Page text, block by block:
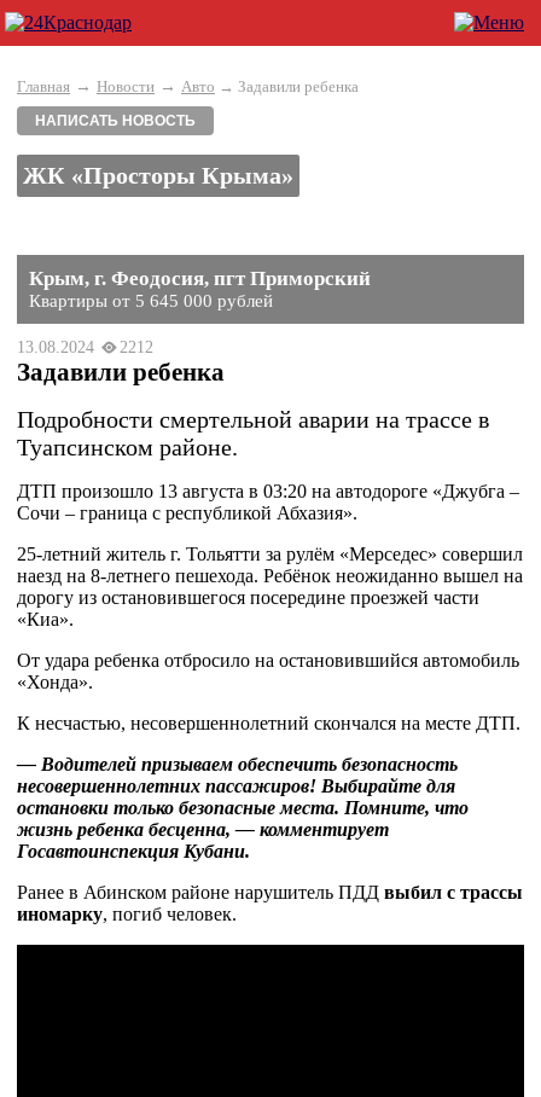
Главная → Новости → Авто → Задавили ребенка
НАПИСАТЬ НОВОСТЬ
ЖК «Просторы Крыма»
Крым, г. Феодосия, пгт Приморский
Квартиры от 5 645 000 рублей
13.08.2024 2212
Задавили ребенка
Подробности смертельной аварии на трассе в
Туапсинском районе.
ДТП произошло 13 августа в 03:20 на автодороге «Джубга –
Сочи – граница с республикой Абхазия».
25-летний житель г. Тольятти за рулём «Мерседес» совершил
наезд на 8-летнего пешехода. Ребёнок неожиданно вышел на
дорогу из остановившегося посередине проезжей части
«Киа».
От удара ребенка отбросило на остановившийся автомобиль
«Хонда».
К несчастью, несовершеннолетний скончался на месте ДТП.
— Водителей призываем обеспечить безопасность
несовершеннолетних пассажиров! Выбирайте для
остановки только безопасные места. Помните, что
жизнь ребенка бесценна, — комментирует
Госавтоинспекция Кубани.
Ранее в Абинском районе нарушитель ПДД выбил с трассы
иномарку, погиб человек.